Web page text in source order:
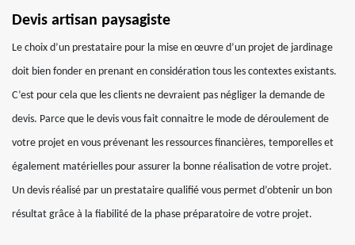
Devis artisan paysagiste
Le choix d’un prestataire pour la mise en œuvre d’un projet de jardinage
doit bien fonder en prenant en considération tous les contextes existants.
C’est pour cela que les clients ne devraient pas négliger la demande de
devis. Parce que le devis vous fait connaitre le mode de déroulement de
votre projet en vous prévenant les ressources financières, temporelles et
également matérielles pour assurer la bonne réalisation de votre projet.
Un devis réalisé par un prestataire qualifié vous permet d’obtenir un bon
résultat grâce à la fiabilité de la phase préparatoire de votre projet.